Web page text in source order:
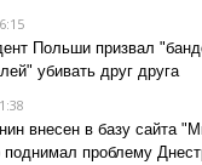
Польши призвал
убивать друг друга
внесен в базу сайта
поднимал проблему